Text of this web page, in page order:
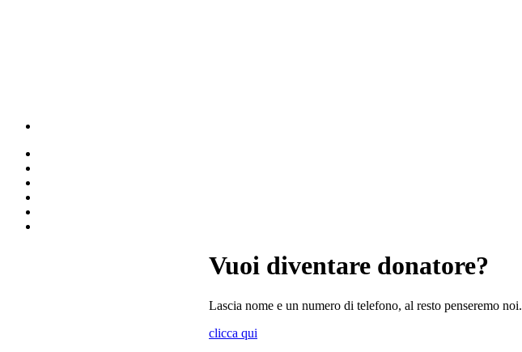
Vuoi diventare donatore?
Lascia nome e un numero di telefono, al resto penseremo noi.
clicca qui